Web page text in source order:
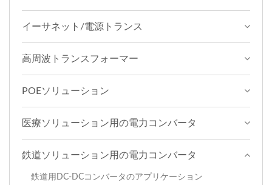
イーサネット/電源トランス
高周波トランスフォーマー
POEソリューション
医療ソリューション用の電力コンバータ
鉄道ソリューション用の電力コンバータ
鉄道用DC-DCコンバータのアプリケーション